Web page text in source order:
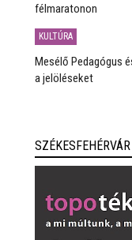
félmaratonon
KULTÚRA
Mesélő Pedagógus
a jelöléseket